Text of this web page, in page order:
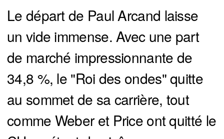
Le départ de Paul Arcand laisse
un vide immense. Avec une part
de marché impressionnante de
34,8 %, le "Roi des ondes" quitte
au sommet de sa carrière, tout
comme Weber et Price ont quitté le